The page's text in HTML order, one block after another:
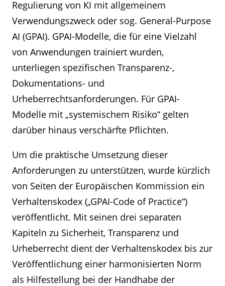
Regulierung von KI mit allgemeinem
Verwendungszweck oder sog. General-Purpose
AI (GPAI). GPAI-Modelle, die für eine Vielzahl
von Anwendungen trainiert wurden,
unterliegen spezifischen Transparenz-,
Dokumentations- und
Urheberrechtsanforderungen. Für GPAI-
Modelle mit „systemischem Risiko“ gelten
darüber hinaus verschärfte Pflichten.
Um die praktische Umsetzung dieser
Anforderungen zu unterstützen, wurde kürzlich
von Seiten der Europäischen Kommission ein
Verhaltenskodex („GPAI-Code of Practice“)
veröffentlicht. Mit seinen drei separaten
Kapiteln zu Sicherheit, Transparenz und
Urheberrecht dient der Verhaltenskodex bis zur
Veröffentlichung einer harmonisierten Norm
als Hilfestellung bei der Handhabe der